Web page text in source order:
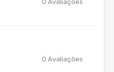
0 Avaliações